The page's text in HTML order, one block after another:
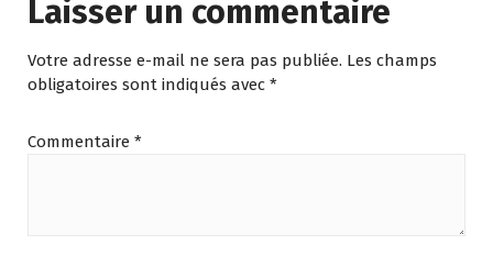
Laisser un commentaire
Votre adresse e-mail ne sera pas publiée. Les champs
obligatoires sont indiqués avec *
Commentaire *